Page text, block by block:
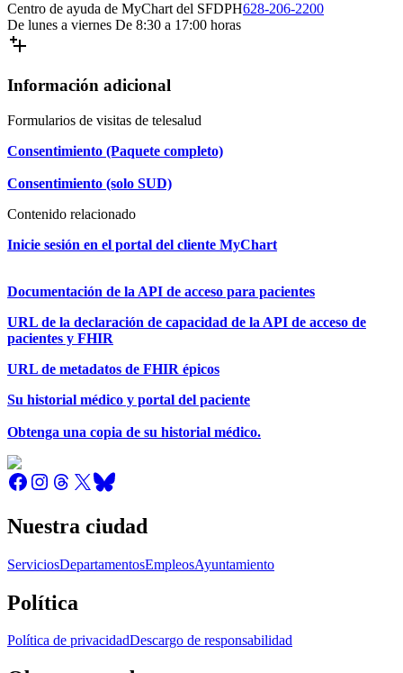
Centro de ayuda de MyChart del SFDPH628-206-2200
De lunes a viernes De 8:30 a 17:00 horas
Información adicional
Formularios de visitas de telesalud
Consentimiento (Paquete completo)
Consentimiento (solo SUD)
Contenido relacionado
Inicie sesión en el portal del cliente MyChart
Documentación de la API de acceso para pacientes
URL de la declaración de capacidad de la API de acceso de
pacientes y FHIR
URL de metadatos de FHIR épicos
Su historial médico y portal del paciente
Obtenga una copia de su historial médico.
Nuestra ciudad
ServiciosDepartamentosEmpleosAyuntamiento
Política
Política de privacidadDescargo de responsabilidad